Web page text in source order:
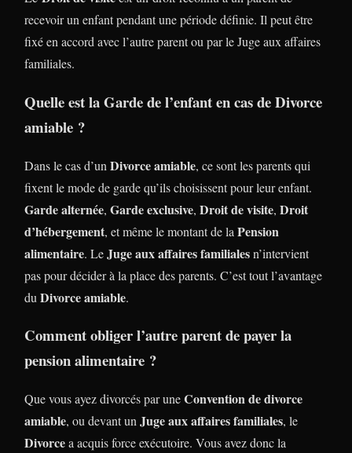
recevoir un enfant pendant une période définie. Il peut être
fixé en accord avec l’autre parent ou par le Juge aux affaires
familiales.
Quelle est la Garde de l’enfant en cas de Divorce
amiable ?
Dans le cas d’un Divorce amiable, ce sont les parents qui
fixent le mode de garde qu’ils choisissent pour leur enfant.
Garde alternée, Garde exclusive, Droit de visite, Droit
d’hébergement, et même le montant de la Pension
alimentaire. LeJuge aux affaires familialesn’intervient
pas pour décider à la place des parents. C’est tout l’avantage
du Divorce amiable.
Comment obliger l’autre parent de payer la
pension alimentaire ?
Que vous ayez divorcés par uneConvention de divorce
amiable, ou devant un Juge aux affaires familiales, le
Divorcea acquis force exécutoire. Vous avez donc la